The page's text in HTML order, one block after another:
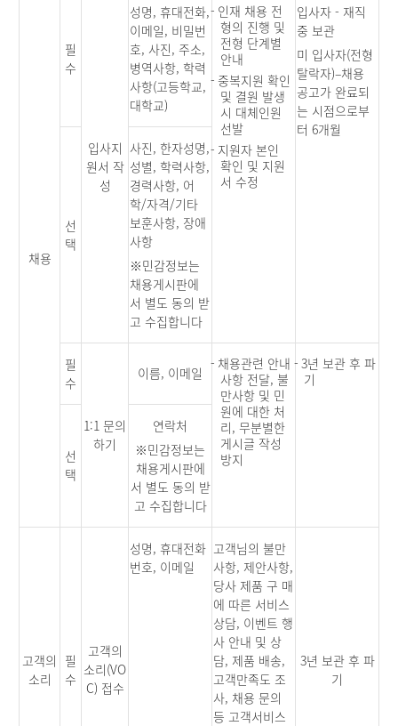
채용
필
수
입사지
원서 작
성
성명, 휴대전화,
이메일, 비밀번
호, 사진, 주소,
병역사항, 학력
사항(고등학교,
대학교)
- 인재 채용 전
형의 진행 및
전형 단계별
안내
- 중복지원 확인
및 결원 발생
시 대체인원
선발
- 지원자 본인
확인 및 지원
서 수정
입사자 - 재직
중 보관
미 입사자(전형
탈락자)–채용
공고가 완료되
는 시점으로부
터 6개월
선
택
사진, 한자성명,
성별, 학력사항,
경력사항, 어
학/자격/기타
보훈사항, 장애
사항
※민감정보는
채용게시판에
서 별도 동의 받
고 수집합니다
필
수
1:1 문의
하기
이름, 이메일
- 채용관련 안내
사항 전달, 불
만사항 및 민
원에 대한 처
리, 무분별한
게시글 작성
방지
- 3년 보관 후 파
기
선
택
연락처
※민감정보는
채용게시판에
서 별도 동의 받
고 수집합니다
고객의
소리
필
수
고객의
소리(VO
C) 접수
성명, 휴대전화
번호, 이메일
고객님의 불만
사항, 제안사항,
당사 제품 구 매
에 따른 서비스
상담, 이벤트 행
사 안내 및 상
담, 제품 배송,
고객만족도 조
사, 채용 문의
등 고객서비스
3년 보관 후 파
기